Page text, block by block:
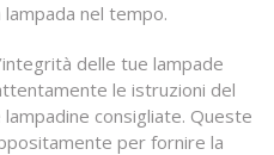
nel tempo.
delle tue lampade
le istruzioni del
consigliate. Queste
per fornire la